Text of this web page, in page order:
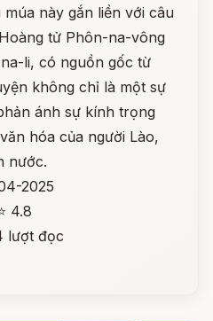
này gắn liền với câu
tử Phôn-na-vông
li, có nguồn gốc từ
không chỉ là một sự
ánh sự kính trọng
hóa của người Lào,
nước.
2025
4.8
lượt đọc